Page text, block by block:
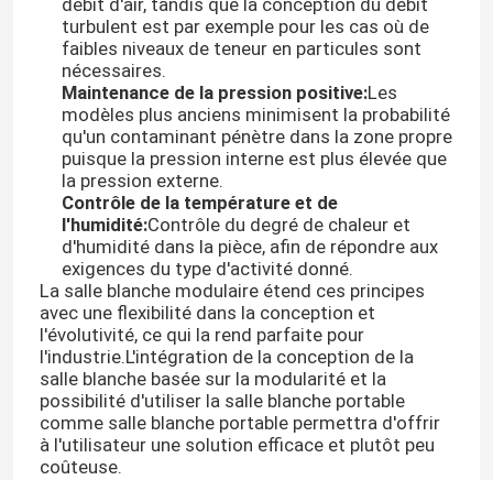
Visite d'usine
Contrôle de qualité
Contactez-nous
Nouvelles
Cas
Théâtre modulaire d'opération
Pièce propre modulaire
débit d'air, tandis que la conception du débit
turbulent est par exemple pour les cas où de
faibles niveaux de teneur en particules sont
nécessaires.
Maintenance de la pression positive:Les
modèles plus anciens minimisent la probabilité
qu'un contaminant pénètre dans la zone propre
puisque la pression interne est plus élevée que
la pression externe.
Contrôle de la température et de
l'humidité:Contrôle du degré de chaleur et
d'humidité dans la pièce, afin de répondre aux
exigences du type d'activité donné.
La salle blanche modulaire étend ces principes
avec une flexibilité dans la conception et
l'évolutivité, ce qui la rend parfaite pour
l'industrie.L'intégration de la conception de la
salle blanche basée sur la modularité et la
possibilité d'utiliser la salle blanche portable
comme salle blanche portable permettra d'offrir
à l'utilisateur une solution efficace et plutôt peu
coûteuse.